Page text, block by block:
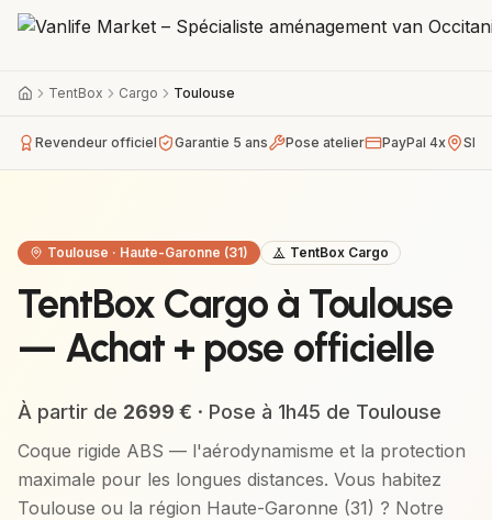
TentBox Cargo Toulouse
Revendeur officiel Garantie 5 ans Pose atelier PayPal 4x
Toulouse · Haute-Garonne (31) TentBox Cargo
TentBox Cargo à Toulouse
— Achat + pose officielle
À partir de 2699 € · Pose à 1h45 de Toulouse
Coque rigide ABS — l'aérodynamisme et la protection
maximale pour les longues distances. Vous habitez
Toulouse ou la région Haute-Garonne (31) ? Notre